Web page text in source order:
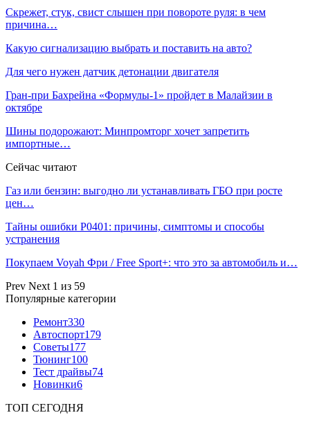
Скрежет, стук, свист слышен при повороте руля: в чем
причина…
Какую сигнализацию выбрать и поставить на авто?
Для чего нужен датчик детонации двигателя
Гран‑при Бахрейна «Формулы‑1» пройдет в Малайзии в
октябре
Шины подорожают: Минпромторг хочет запретить
импортные…
Сейчас читают
Газ или бензин: выгодно ли устанавливать ГБО при росте
цен…
Тайны ошибки P0401: причины, симптомы и способы
устранения
Покупаем Voyah Фри / Free Sport+: что это за автомобиль и…
Prev Next 1 из 59
Популярные категории
Ремонт330
Автоспорт179
Советы177
Тюнинг100
Тест драйвы74
Новинки6
ТОП СЕГОДНЯ